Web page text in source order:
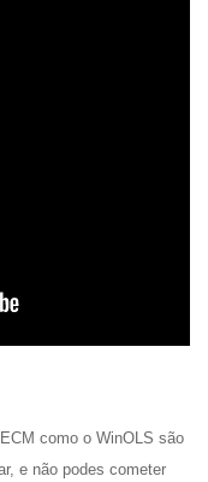
ECM como o WinOLS são
e não podes cometer